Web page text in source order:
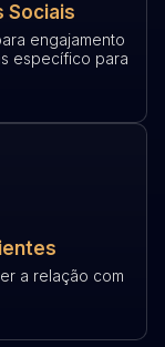
Sociais
engajamento
específico para
a relação com